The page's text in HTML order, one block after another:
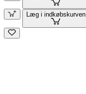
Læg i indkøbskurven